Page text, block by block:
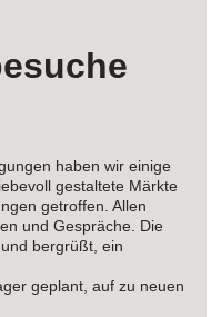
haben wir einige
gestaltete Märkte
getroffen. Allen
und Gespräche. Die
bergrüßt, ein
geplant, auf zu neuen